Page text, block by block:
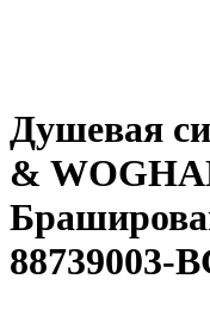
Душевая
&
88739003-